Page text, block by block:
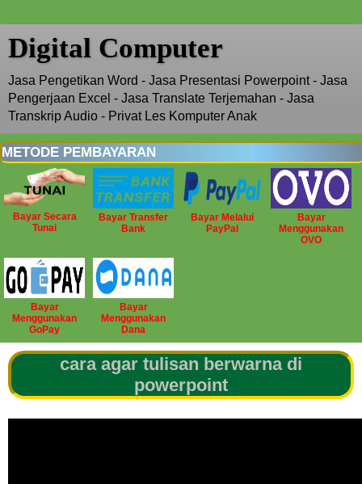
Digital Computer
Jasa Pengetikan Word - Jasa Presentasi Powerpoint - Jasa
Pengerjaan Excel - Jasa Translate Terjemahan - Jasa
Transkrip Audio - Privat Les Komputer Anak
METODE PEMBAYARAN
Bayar Secara
Tunai
Bayar Transfer
Bank
Bayar Melalui
PayPal
Bayar
Menggunakan
OVO
Bayar
Menggunakan
GoPay
Bayar
Menggunakan
Dana
cara agar tulisan berwarna di
powerpoint